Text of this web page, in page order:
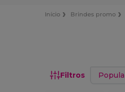
Início Brindes promo
Filtros